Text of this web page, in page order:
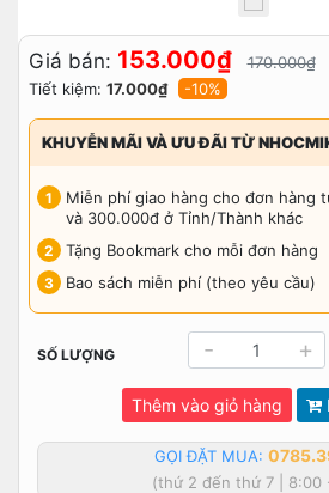
Giá bán: 153.000₫
170.000₫
Tiết kiệm: 17.000₫ -10%
KHUYỄN MÃI VÀ ƯU ĐÃI TỪ
Miễn phí giao hàng cho đơn hàng
và 300.000đ ở Tỉnh/Thành khác
Tặng Bookmark cho mỗi đơn hàng
Bao sách miễn phí (theo yêu cầu)
SỐ LƯỢNG - +
Thêm vào giỏ hàng
GỌI ĐẶT MUA:
(thứ 2 đến thứ 7 | 8:00